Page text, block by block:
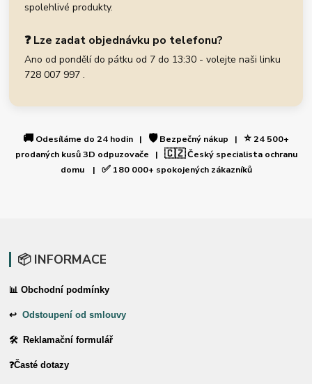
spolehlivé produkty.
❓ Lze zadat objednávku po telefonu?
Ano od pondělí do pátku od 7 do 13:30 - volejte naši linku
728 007 997 .
🚚 Odesíláme do 24 hodin | 🛡️Bezpečný nákup | ⭐24 500+
prodaných kusů 3D odpuzovače | 🇨🇿Český specialista ochranu
domu | ✅180 000+ spokojených zákazníků
📦 INFORMACE
📊 Obchodní podmínky
↩Odstoupení od smlouvy
🛠 Reklamační formulář
❓Časté dotazy